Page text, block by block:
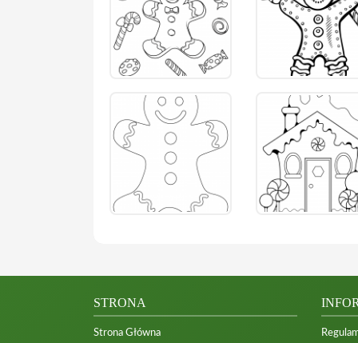
STRONA
Strona Główna